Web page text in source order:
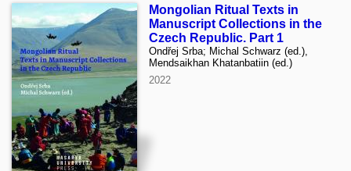
Mongolian Ritual Texts in
Manuscript Collections in the
Czech Republic. Part 1
Ondřej Srba; Michal Schwarz (ed.),
Mendsaikhan Khatanbatiin (ed.)
2022